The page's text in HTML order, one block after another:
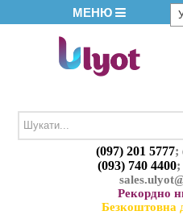
МЕНЮ
(097) 201 5777;
(093) 740 4400
Рекордно
Безкоштовна